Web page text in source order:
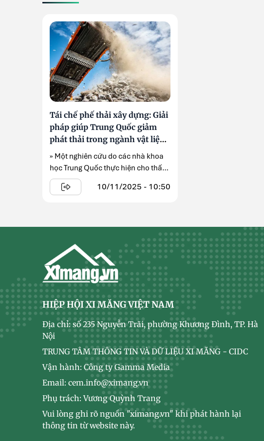
Tái chế phế thải xây dựng: Giải
pháp giúp Trung Quốc giảm
phát thải trong ngành vật liệu
xây dựng
» Một nghiên cứu do các nhà khoa
học Trung Quốc thực hiện cho thấy
việc tái ...
10/11/2025 - 10:50
HIỆP HỘI XI MĂNG VIỆT NAM
Địa chỉ: số 235 Nguyễn Trãi, phường Khương Đình, TP. Hà
Nội
TRUNG TÂM THÔNG TIN VÀ DỮ LIỆU XI MĂNG - CIDC
Vận hành: Công ty Gamma Media
Email: cem.info@ximang.vn
Phụ trách: Vương Quỳnh Trang
Vui lòng ghi rõ nguồn "ximang.vn" khi phát hành lại
thông tin từ website này.